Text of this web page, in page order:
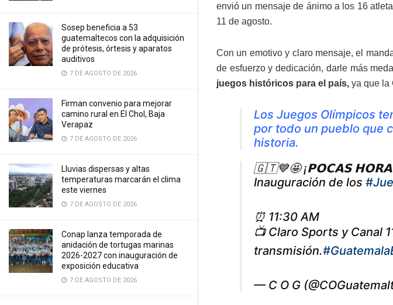
Sosep beneficia a 53
guatemaltecos con la adquisición
de prótesis, órtesis y aparatos
auditivos
7 DE AGOSTO DE 2026
Firman convenio para mejorar
camino rural en El Chol, Baja
Verapaz
7 DE AGOSTO DE 2026
Lluvias dispersas y altas
temperaturas marcarán el clima
este viernes
7 DE AGOSTO DE 2026
Conap lanza temporada de
anidación de tortugas marinas
2026-2027 con inauguración de
exposición educativa
7 DE AGOSTO DE 2026
envió un mensaje de ánimo a los 16
11 de agosto.
Con un emotivo y claro mensaje, el
de esfuerzo y dedicación, darle más
juegos históricos para el país, ya que la
Los Juegos Olímpicos
por todo un pueblo que
historia.
🇬🇹💙🤩 ¡𝗣𝗢𝗖𝗔𝗦 𝗛𝗢𝗥𝗔𝗦!
Inauguración de los
⏰ 11:30 AM
📺 Claro Sports y Canal
transmisión.
— C O G